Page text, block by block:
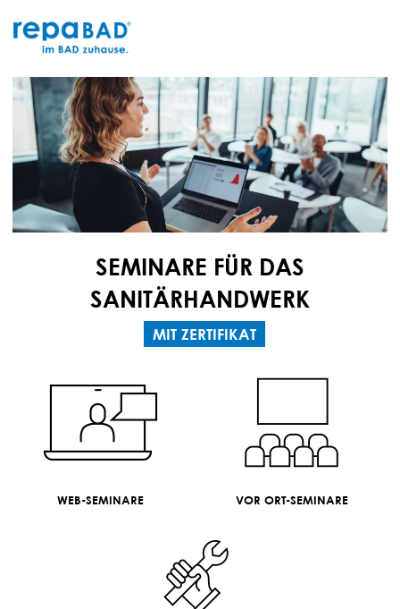
Inhalt
springen
SEMINARE FÜR DAS
SANITÄRHANDWERK
MIT ZERTIFIKAT
WEB-SEMINARE VOR ORT-SEMINARE